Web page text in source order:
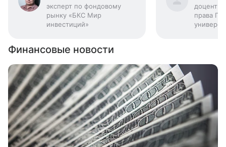
эксперт по фондовому
рынку «БКС Мир
инвестиций»
доцент
права
Финансовые новости